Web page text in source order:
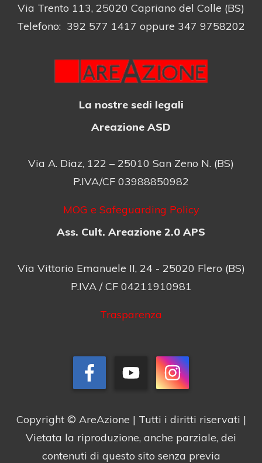
Via Trento 113, 25020 Capriano del Colle (BS)
Telefono: 392 577 1417 oppure 347 9758202
La nostre sedi legali
Areazione ASD
Via A. Diaz, 122 – 25010 San Zeno N. (BS)
P.IVA/CF 03988850982
MOG e Safeguarding Policy
Ass. Cult. Areazione 2.0 APS
Via Vittorio Emanuele II, 24 - 25020 Flero (BS)
P.IVA / CF 04211910981
Trasparenza
Copyright © AreAzione | Tutti i diritti riservati |
Vietata la riproduzione, anche parziale, dei
contenuti di questo sito senza previa